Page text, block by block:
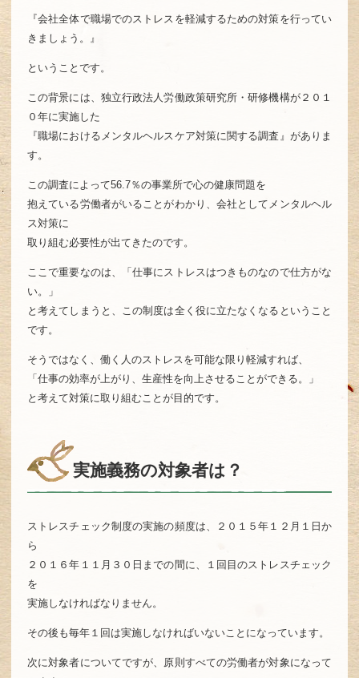
『会社全体で職場でのストレスを軽減するための対策を行ってい
きましょう。』
ということです。
この背景には、独立行政法人労働政策研究所・研修機構が２０１
０年に実施した
『職場におけるメンタルヘルスケア対策に関する調査』がありま
す。
この調査によって56.7％の事業所で心の健康問題を
抱えている労働者がいることがわかり、会社としてメンタルヘル
ス対策に
取り組む必要性が出てきたのです。
ここで重要なのは、「仕事にストレスはつきものなので仕方がな
い。」
と考えてしまうと、この制度は全く役に立たなくなるということ
です。
そうではなく、働く人のストレスを可能な限り軽減すれば、
「仕事の効率が上がり、生産性を向上させることができる。」
と考えて対策に取り組むことが目的です。
実施義務の対象者は？
ストレスチェック制度の実施の頻度は、２０１５年１２月１日か
ら
２０１６年１１月３０日までの間に、１回目のストレスチェック
を
実施しなければなりません。
その後も毎年１回は実施しなければいないことになっています。
次に対象者についてですが、原則すべての労働者が対象になって